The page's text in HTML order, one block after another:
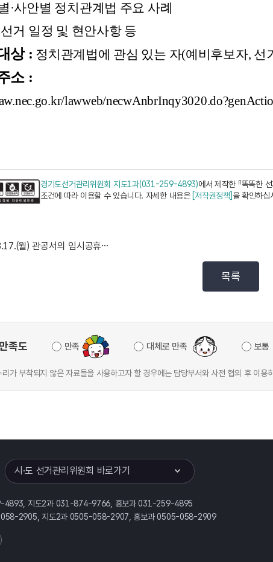
·사안별 정치관계법 주요 사례
거 일정 및 현안사항 등
상 : 정치관계법에 관심 있는 자(예비후보자,
소 :
lawweb/
경기도선거관리위원회 지도1과(031-259-4893)에서 제작한 『똑똑한
조건에 따라 이용할 수 있습니다. 자세한 내용은 [저작권정책]을 확인하십
8.17.(월) 관공서의 임시공휴일 지정 안내
목록
족도 만족 대체로 만족 보통
리가 부착되지 않은 자료들을 사용하고자 할 경우에는 담당부서와 사전 협의 후 이용
시·도 선거관리위원회 바로가기
지도2과 031-874-9766, 홍보과 031-259-4895
2905, 지도2과 0505-058-2907, 홍보과 0505-058-2909